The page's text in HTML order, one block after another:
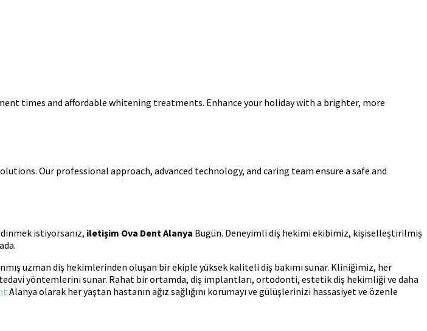
times and affordable whitening treatments. Enhance your holiday with a brighter, more
Our professional approach, advanced technology, and caring team ensure a safe and
istiyorsanız, iletişim Ova Dent Alanya Bugün. Deneyimli diş hekimi ekibimiz, kişiselleştirilmiş
uzman diş hekimlerinden oluşan bir ekiple yüksek kaliteli diş bakımı sunar. Kliniğimiz, her
yöntemlerini sunar. Rahat bir ortamda, diş implantları, ortodonti, estetik diş hekimliği ve daha
Alanya olarak her yaştan hastanın ağız sağlığını korumayı ve gülüşlerinizi hassasiyet ve özenle